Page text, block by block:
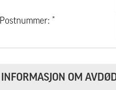
Postnummer: *
INFORMASJON OM